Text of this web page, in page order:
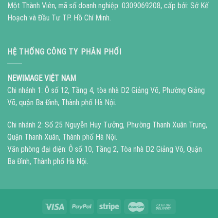
Một Thành Viên, mã số doanh nghiệp: 0309069208, cấp bởi: Sở Kế
Hoạch và Đầu Tư TP. Hồ Chí Minh.
HỆ THỐNG CÔNG TY PHÂN PHỐI
NEWIMAGE VIỆT NAM
Chi nhánh 1: Ô số 12, Tầng 4, tòa nhà D2 Giảng Võ, Phường Giảng
Võ, quận Ba Đình, Thành phố Hà Nội.
Chi nhánh 2: Số 25 Nguyễn Huy Tưởng, Phường Thanh Xuân Trung,
Quận Thanh Xuân, Thành phố Hà Nội.
Văn phòng đại diện: Ô số 10, Tầng 2, Tòa nhà D2 Giảng Võ, Quận
Ba Đình, Thành phố Hà Nội.